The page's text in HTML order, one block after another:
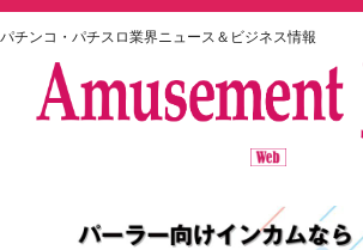
パチンコ・パチスロ業界ニュース＆ビジネス情報